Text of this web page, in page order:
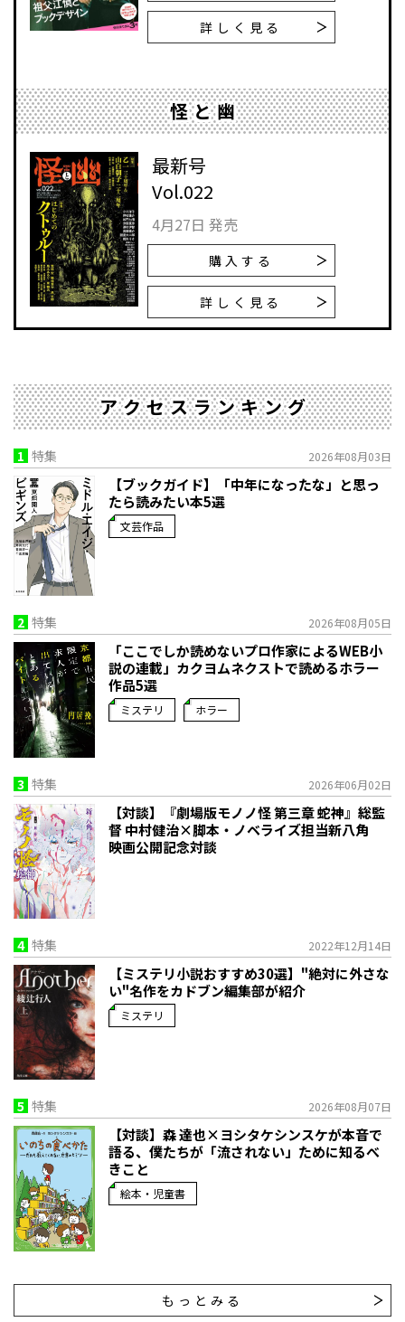
詳しく見る
怪と幽
最新号
Vol.022
4月27日 発売
購入する
詳しく見る
アクセスランキング
1 特集 2026年08月03日
【ブックガイド】「中年になったな」と思っ
たら読みたい本5選
文芸作品
2 特集 2026年08月05日
「ここでしか読めないプロ作家によるWEB小
説の連載」――カクヨムネクストで読めるホラー
作品5選
ミステリ ホラー
3 特集 2026年06月02日
【対談】『劇場版モノノ怪 第三章 蛇神』総監
督 中村健治×脚本・ノベライズ担当新八角
映画公開記念対談
4 特集 2022年12月14日
【ミステリ小説おすすめ30選】"絶対に外さな
い"名作をカドブン編集部が紹介
ミステリ
5 特集 2026年08月07日
【対談】森 達也×ヨシタケシンスケが本音で
語る、僕たちが「流されない」ために知るべ
きこと
絵本・児童書
もっとみる